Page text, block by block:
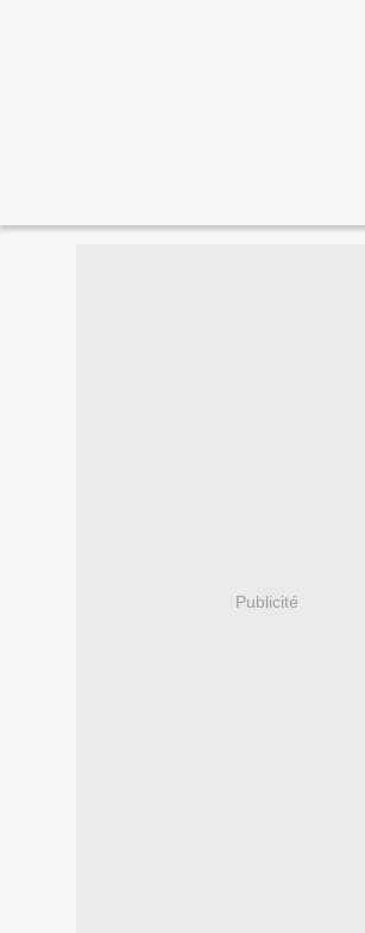
Publicité